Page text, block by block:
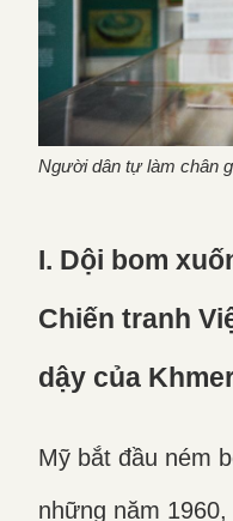
Người dân tự làm chân
I. Dội bom
Chiến tranh
dậy của
Mỹ bắt đầu ném
những năm